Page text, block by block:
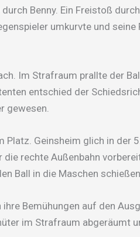
Benny. Ein Freistoß
umkurvte und seine
Im Strafraum prallte der
entschied der
gewesen.
Platz. Geinsheim glich in der
die rechte Außenbahn
Ball in die Maschen schießen.
Bemühungen auf den
im Strafraum abgeräumt